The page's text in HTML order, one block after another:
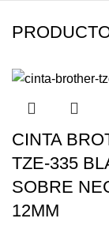
CINTA
TZE-335
SOBRE
12MM